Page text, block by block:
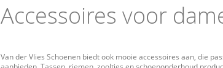
Accessoires voor
Van der Vlies Schoenen biedt ook mooie accessoires aan, die